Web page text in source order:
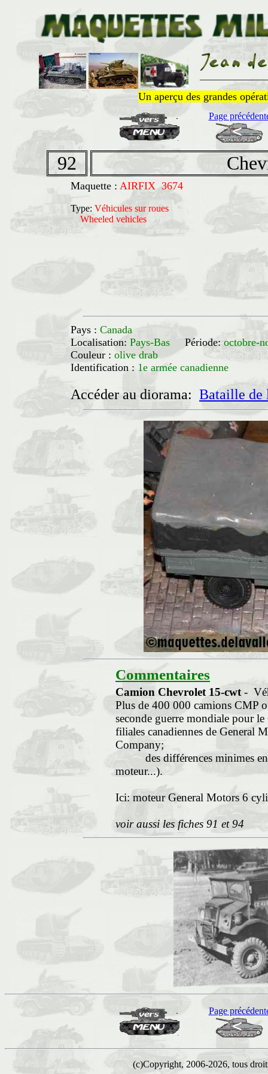
Un aperçu des grandes
Page
92
Maquette : AIRFIX 3674
Type: Véhicules sur roues
Wheeled vehicles
Pays : Canada
Localisation: Pays-Bas Période: octobre-
Couleur : olive drab
Identification : 1e armée canadienne
Accéder au diorama: Bataille de
Commentaires
Camion Chevrolet 15-cwt -
Plus de 400 000 camions CMP
seconde guerre mondiale pour
filiales canadiennes de General
Company;
des différences minimes
moteur...).
Ici: moteur General Motors 6
voir aussi les fiches 91 et 94
Page
(c)Copyright, 2006-2026, tous